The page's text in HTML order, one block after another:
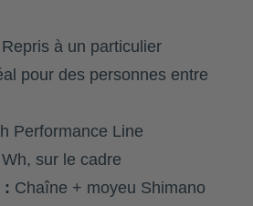
Repris à un particulier
pour des personnes entre
Performance Line
sur le cadre
: Chaîne + moyeu Shimano